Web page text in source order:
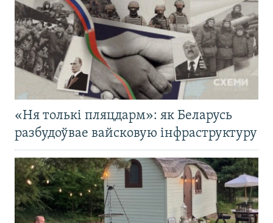
«Ня толькі пляцдарм»: як Беларусь
разбудоўвае вайсковую інфраструктуру